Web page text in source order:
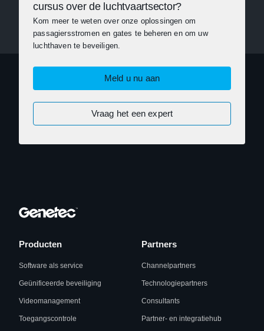
cursus over de luchtvaartsector?
Kom meer te weten over onze oplossingen om
passagiersstromen en gates te beheren en om uw
luchthaven te beveiligen.
Meld u nu aan
Vraag het een expert
Producten
Software als service
Geünificeerde beveiliging
Videomanagement
Toegangscontrole
Partners
Channelpartners
Technologiepartners
Consultants
Partner- en integratiehub